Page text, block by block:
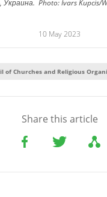
Украина. Photo:Ivars Kupcis/
10 May 2023
of Churches and Religious
Share this article